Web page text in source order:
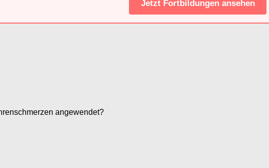
Jetzt Fortbildungen ansehen
angewendet?